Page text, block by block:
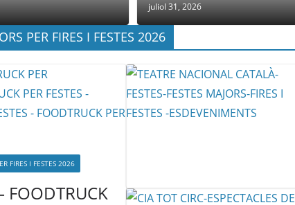
juliol 31, 2026
PER FIRES I FESTES 2026
FIRES I FESTES 2026
FOODTRUCK